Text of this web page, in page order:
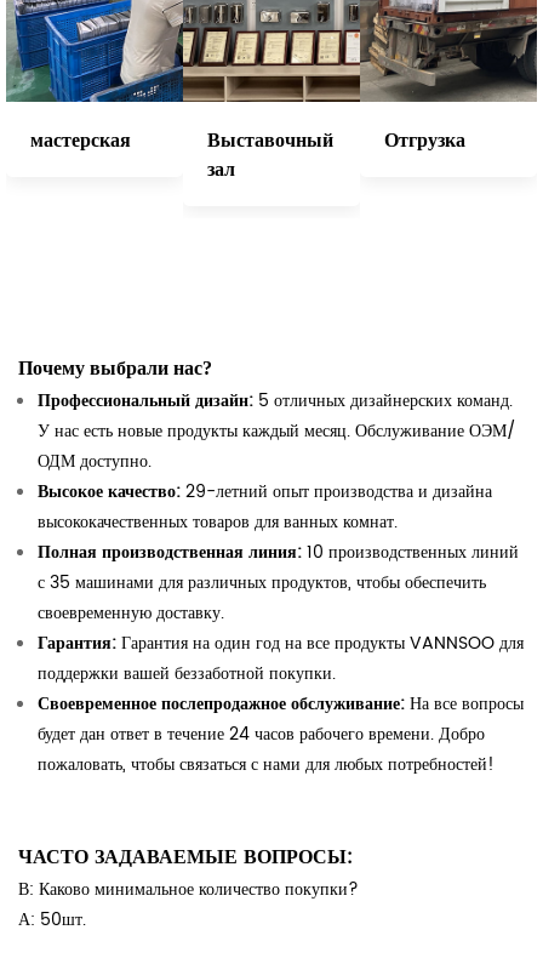
мастерская
Выставочный
зал
Отгрузка
Почему выбрали нас?
Профессиональный дизайн: 5 отличных дизайнерских команд.
У нас есть новые продукты каждый месяц. Обслуживание ОЭМ/
ОДМ доступно.
Высокое качество:29-летний опыт производства и дизайна
высококачественных товаров для ванных комнат.
Полная производственная линия:10 производственных линий
с 35 машинами для различных продуктов, чтобы обеспечить
своевременную доставку.
Гарантия:Гарантия на один год на все продукты VANNSOO для
поддержки вашей беззаботной покупки.
Своевременное послепродажное обслуживание:На все вопросы
будет дан ответ в течение 24 часов рабочего времени. Добро
пожаловать, чтобы связаться с нами для любых потребностей!
ЧАСТО ЗАДАВАЕМЫЕ ВОПРОСЫ:
В: Каково минимальное количество покупки?
А: 50шт.